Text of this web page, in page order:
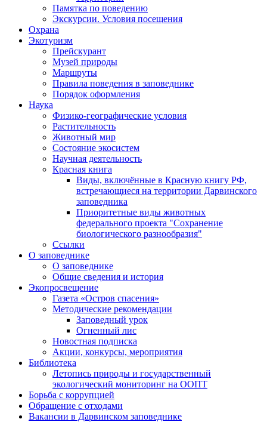
Памятка по поведению
Экскурсии. Условия посещения
Охрана
Экотуризм
Прейскурант
Музей природы
Маршруты
Правила поведения в заповеднике
Порядок оформления
Наука
Физико-географические условия
Растительность
Животный мир
Состояние экосистем
Научная деятельность
Красная книга
Виды, включённые в Красную книгу РФ,
встречающиеся на территории Дарвинского
заповедника
Приоритетные виды животных
федерального проекта "Сохранение
биологического разнообразия"
Ссылки
О заповеднике
О заповеднике
Общие сведения и история
Экопросвещение
Газета «Остров спасения»
Методические рекомендации
Заповедный урок
Огненный лис
Новостная подписка
Акции, конкурсы, мероприятия
Библиотека
Летопись природы и государственный
экологический мониторинг на ООПТ
Борьба с коррупцией
Обращение с отходами
Вакансии в Дарвинском заповеднике